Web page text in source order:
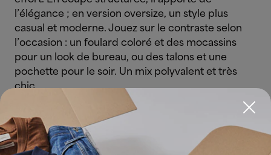
l’élégance ; en version oversize, un style plus
casual et moderne. Jouez sur le contraste selon
l’occasion : un foulard coloré et des mocassins
pour un look de bureau, ou des talons et une
pochette pour le soir. Un mix polyvalent et très
chic.
Chemise en jean femme : comment la